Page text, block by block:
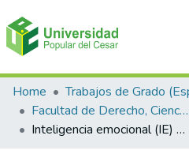
Communities & Collections
All of DSpace
Home
Facultad de Derecho, Ciencias Políticas y Sociales.
Inteligencia emocional (IE) en los practicantes de Psicología Clínica I Y II modalidad alternancia 2021-1 de la Universidad Popular del Cesar, Valledupar